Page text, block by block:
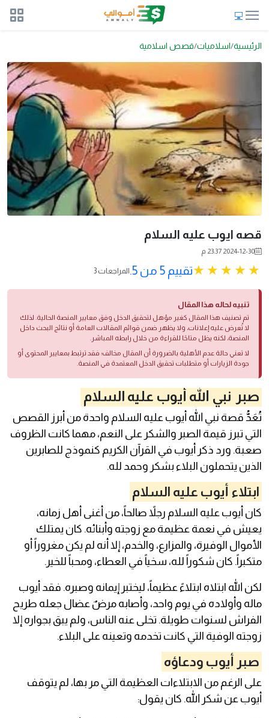
الرئيسية اسلاميات قصص اسلامية
قصه ايوب عليه السلام
2024-12-30 23:37 م
تقييم 5 من 5. 3 المراجعات
تنبيه لحاله هذا المقال
تم تصنيف هذا المقال كغير مؤهل لتحقيق الدخل وفق معايير المنصة الحالية. لذلك
لا تُعرض عليه إعلانات، ولا يظهر ضمن قوائم المقالات العامة أو نتائج البحث داخل
المنصة، لكنه يظل متاحًا للقراءة من خلال رابطه المباشر.
لا تعني حالة عدم الأهلية بالضرورة أن المقال مخالف؛ فقد ترتبط بمعايير المحتوى أو
جودة الزيارات أو متطلبات تحقيق الدخل المعتمدة في المنصة.
صبر نبي الله أيوب عليه السلام
تُعَدُّ قصة نبي الله أيوب عليه السلام واحدة من أبرز القصص
التي تبرز قيمة الصبر والشكر على النعم، مهما كانت الظروف
صعبة. ورد ذكر أيوب في القرآن الكريم كنموذج للصابرين
الذين يتحملون البلاء بشكر وحمد لله.
ابتلاء أيوب عليه السلام
كان أيوب عليه السلام رجلاً صالحاً، من أغنى أهل زمانه،
يعيش في نعمة عظيمة مع زوجته وأبنائه. كان يمتلك
الأموال الوفيرة، والمزارع، والخدم، إلا أنه لم يكن مغروراً أو
متكبراً. كان شكوراً لله، سخياً في العطاء، ومحباً للخير.
لكن الله ابتلاه ابتلاءً عظيماً، ليختبر إيمانه وصبره. فقد أيوب
ماله وأولاده في يوم واحد، وأصابه مرضٌ عضال جعله طريح
الفراش لسنوات طويلة. تخلى عنه الناس، ولم يبق بجواره إلا
زوجته الوفية التي كانت تخدمه وتعينه على البلاء.
صبر أيوب ودعاؤه
على الرغم من الابتلاءات العظيمة التي مر بها، لم يتوقف
أيوب عن شكر الله. كان يقول: